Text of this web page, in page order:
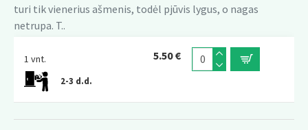
turi tik vienerius ašmenis, todėl pjūvis lygus, o nagas
netrupa. T..
1 vnt.
2-3 d.d.
5.50 €